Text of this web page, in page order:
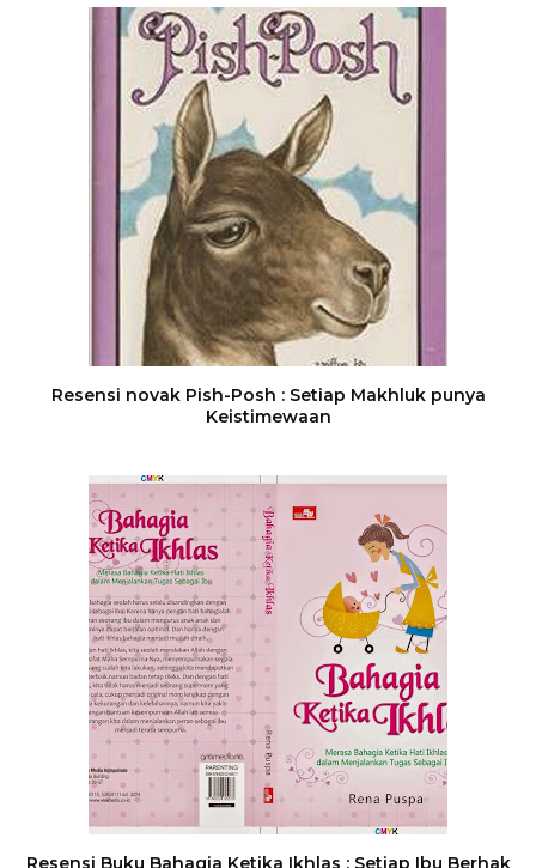
Resensi novak Pish-Posh : Setiap Makhluk punya
Keistimewaan
Resensi Buku Bahagia Ketika Ikhlas : Setiap Ibu Berhak